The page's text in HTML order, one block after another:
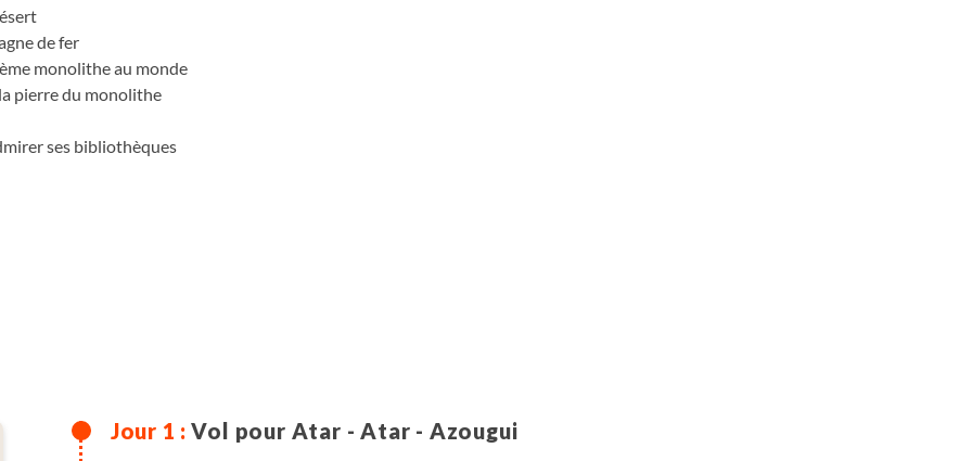
de fer
monolithe au monde
pierre du monolithe
ses bibliothèques
Vol pour Atar - Atar - Azougui